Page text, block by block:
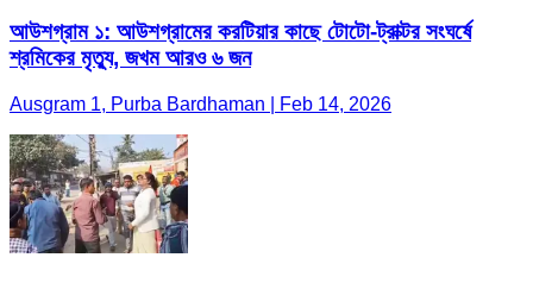
আউশগ্রাম ১: আউশগ্রামের করটিয়ার কাছে টোটো-ট্রাক্টর সংঘর্ষে
শ্রমিকের মৃত্যু, জখম আরও ৬ জন
Ausgram 1, Purba Bardhaman | Feb 14, 2026